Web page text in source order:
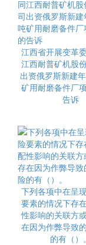
江西省开展变革
江西耐普矿机股
出资俄罗斯新建
矿用耐磨备件厂
告诉
下列各项中在呈
要素的情况下存
性影响的关联方
在因为作弊导致
的有（）。